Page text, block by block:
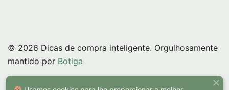
© 2026 Dicas de compra inteligente. Orgulhosamente
mantido por Botiga